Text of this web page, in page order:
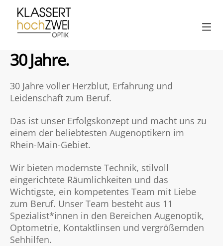
hochZwei
30 Jahre.
30 Jahre voller Herzblut, Erfahrung und
Leidenschaft zum Beruf.
Das ist unser Erfolgskonzept und macht uns zu
einem der beliebtesten Augenoptikern im
Rhein-Main-Gebiet.
Wir bieten modernste Technik, stilvoll
eingerichtete Räumlichkeiten und das
Wichtigste, ein kompetentes Team mit Liebe
zum Beruf. Unser Team besteht aus 11
Spezialist*innen in den Bereichen Augenoptik,
Optometrie, Kontaktlinsen und vergrößernden
Sehhilfen.